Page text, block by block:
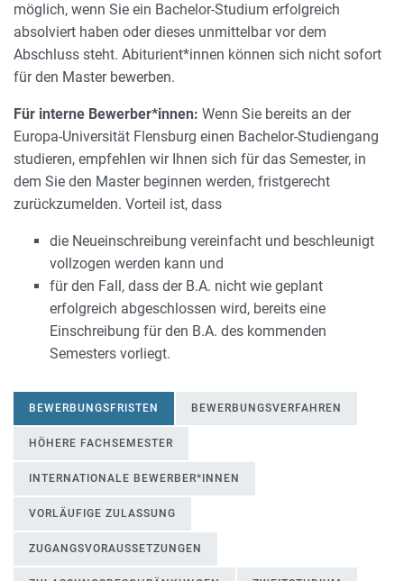
möglich, wenn Sie ein Bachelor-Studium erfolgreich
absolviert haben oder dieses unmittelbar vor dem
Abschluss steht. Abiturient*innen können sich nicht sofort
für den Master bewerben.
Für interne Bewerber*innen: Wenn Sie bereits an der
Europa-Universität Flensburg einen Bachelor-Studiengang
studieren, empfehlen wir Ihnen sich für das Semester, in
dem Sie den Master beginnen werden, fristgerecht
zurückzumelden. Vorteil ist, dass
die Neueinschreibung vereinfacht und beschleunigt
vollzogen werden kann und
für den Fall, dass der B.A. nicht wie geplant
erfolgreich abgeschlossen wird, bereits eine
Einschreibung für den B.A. des kommenden
Semesters vorliegt.
BEWERBUNGSFRISTEN BEWERBUNGSVERFAHREN
HÖHERE FACHSEMESTER
INTERNATIONALE BEWERBER*INNEN
VORLÄUFIGE ZULASSUNG
ZUGANGSVORAUSSETZUNGEN